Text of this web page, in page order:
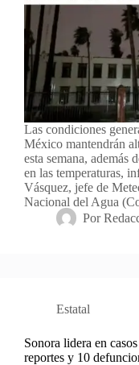
Las condiciones
México mantendrán
esta semana, además
en las temperaturas,
Vásquez, jefe de
Nacional del Agua
Por
Estatal
Sonora lidera en
reportes y 10